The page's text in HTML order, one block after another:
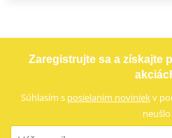
Zaregistrujte sa a získajte
Súhlasím s posielaním noviniekv
neušlo